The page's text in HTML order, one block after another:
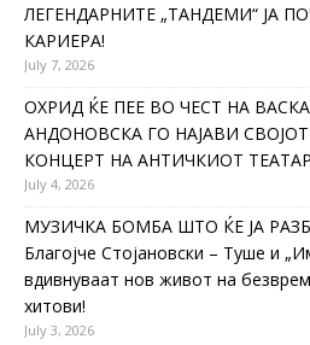
ЛЕГЕНДАРНИТЕ „ТАНДЕМИ“ ЈА
КАРИЕРА!
July 7, 2026
ОХРИД ЌЕ ПЕЕ ВО ЧЕСТ НА
АНДОНОВСКА ГО НАЈАВИ
КОНЦЕРТ НА АНТИЧКИОТ
July 4, 2026
МУЗИЧКА БОМБА ШТО ЌЕ ЈА
Благојче Стојановски – Туше и
вдивнуваат нов живот на
хитови!
July 3, 2026